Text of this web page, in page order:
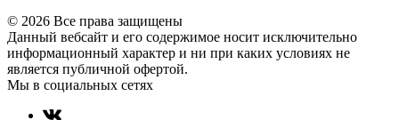
© 2026 Все права защищены
Данный вебсайт и его содержимое носит исключительно
информационный характер и ни при каких условиях не
является публичной офертой.
Мы в социальных сетях